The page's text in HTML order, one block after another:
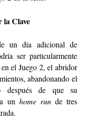
la Clave
un día adicional de
ser particularmente
el Juego 2, el abridor
abandonando el
después de que su
un home runde tres